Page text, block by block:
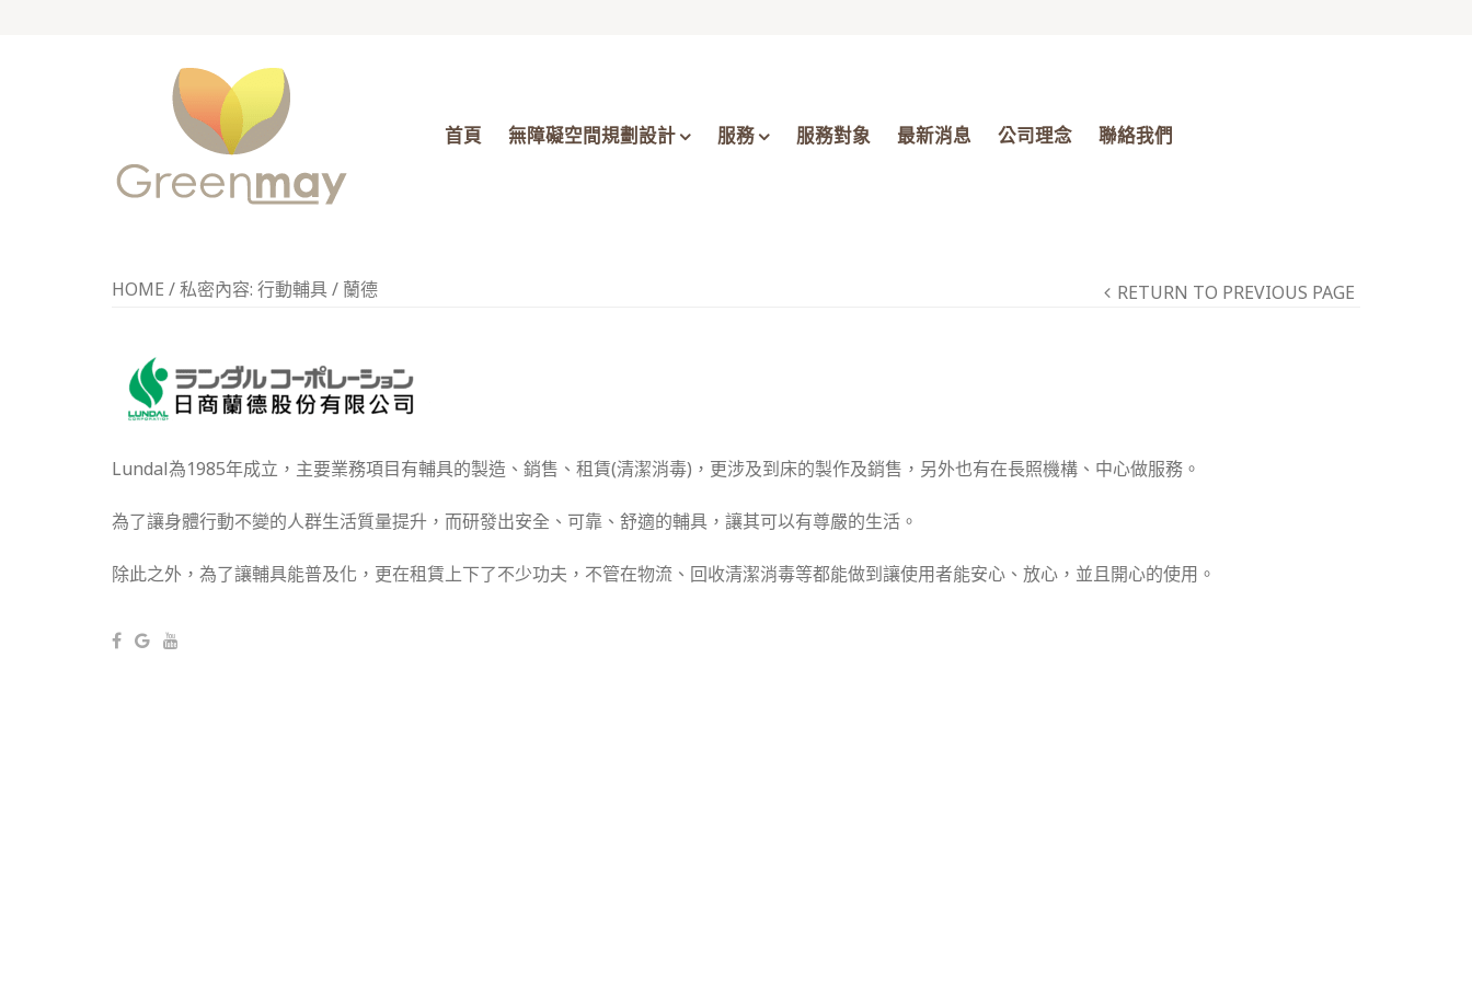
首頁 無障礙空間規劃設計 服務 服務對象 最新消息 公司理念 聯絡我們
HOME /私密內容: 行動輔具/ 蘭德 RETURN TO PREVIOUS PAGE
Lundal為1985年成立，主要業務項目有輔具的製造、銷售、租賃(清潔消毒) ，更涉及到床的製作及銷售，另外也有在長照機構、中心做服務。
為了讓身體行動不變的人群生活質量提升，而研發出安全、可靠、舒適的輔具，讓其可以有尊嚴的生活。
除此之外，為了讓輔具能普及化，更在租賃上下了不少功夫，不管在物流、回收清潔消毒等都能做到讓使用者能安心、放心，並且開心的使用。